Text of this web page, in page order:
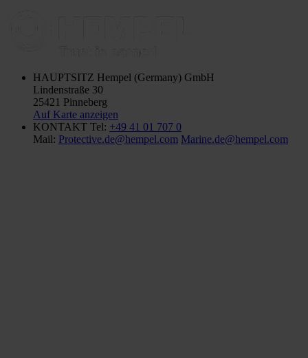
HAUPTSITZ Hempel (Germany) GmbH
Lindenstraße 30
25421 Pinneberg
Auf Karte anzeigen
KONTAKT Tel: +49 41 01 707 0
Mail: Protective.de@hempel.com Marine.de@hempel.com